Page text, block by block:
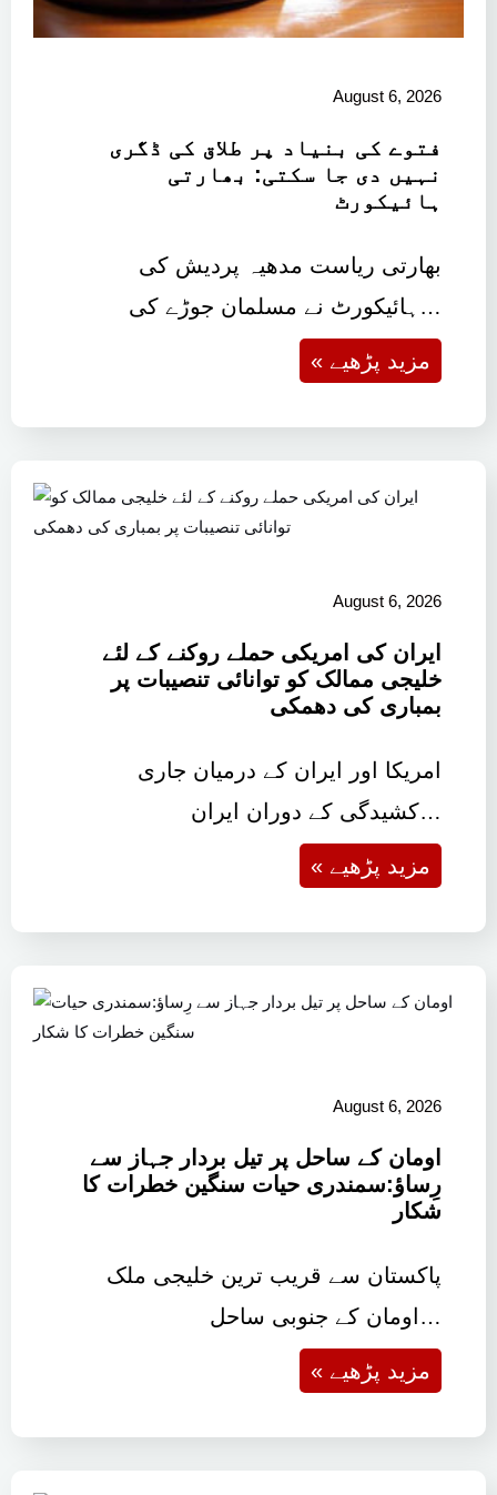
August 6, 2026
فتوے کی بنیاد پر طلاق کی ڈگری
نہیں دی جا سکتی: بھارتی
ہائیکورٹ
بھارتی ریاست مدھیہ پردیش کی
ہائیکورٹ نے مسلمان جوڑے کی…
« مزید پڑھیے
August 6, 2026
ایران کی امریکی حملے روکنے کے لئے
خلیجی ممالک کو توانائی تنصیبات پر
بمباری کی دھمکی
امریکا اور ایران کے درمیان جاری
کشیدگی کے دوران ایران…
« مزید پڑھیے
August 6, 2026
اومان کے ساحل پر تیل بردار جہاز سے
رِساؤ:سمندری حیات سنگین خطرات کا
شکار
پاکستان سے قریب ترین خلیجی ملک
اومان کے جنوبی ساحل…
« مزید پڑھیے